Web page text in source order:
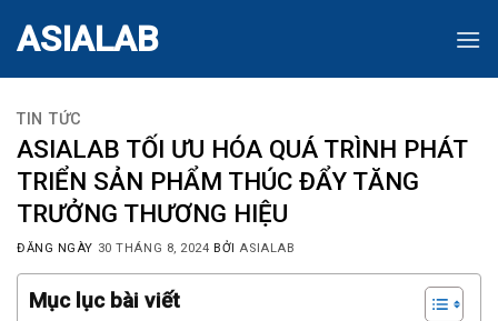
ASIALAB
TIN TỨC
ASIALAB TỐI ƯU HÓA QUÁ TRÌNH PHÁT
TRIỂN SẢN PHẨM THÚC ĐẨY TĂNG
TRƯỞNG THƯƠNG HIỆU
ĐĂNG NGÀY 30 THÁNG 8, 2024 BỞIASIALAB
Mục lục bài viết